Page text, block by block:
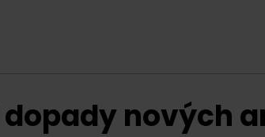
nových